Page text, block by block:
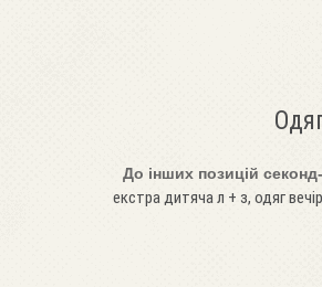
До інших позицій
екстра дитяча л + з, одяг